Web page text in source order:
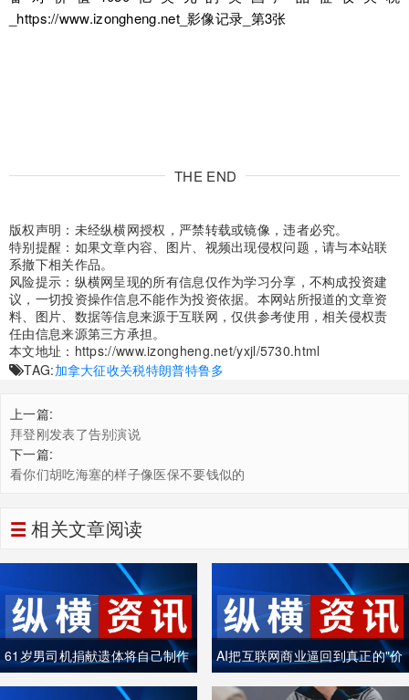
THE END
版权声明：未经纵横网授权，严禁转载或镜像，违者必究。
特别提醒：如果文章内容、图片、视频出现侵权问题，请与本站联
系撤下相关作品。
风险提示：纵横网呈现的所有信息仅作为学习分享，不构成投资建
议，一切投资操作信息不能作为投资依据。本网站所报道的文章资
料、图片、数据等信息来源于互联网，仅供参考使用，相关侵权责
任由信息来源第三方承担。
本文地址： https://www.izongheng.net/yxjl/5730.html
TAG:加拿大征收关税特朗普特鲁多
上一篇:
拜登刚发表了告别演说
下一篇:
看你们胡吃海塞的样子像医保不要钱似的
相关文章阅读
61岁男司机捐献遗体将自己制作
成木乃伊
AI把互联网商业逼回到真正的"价
值创造"